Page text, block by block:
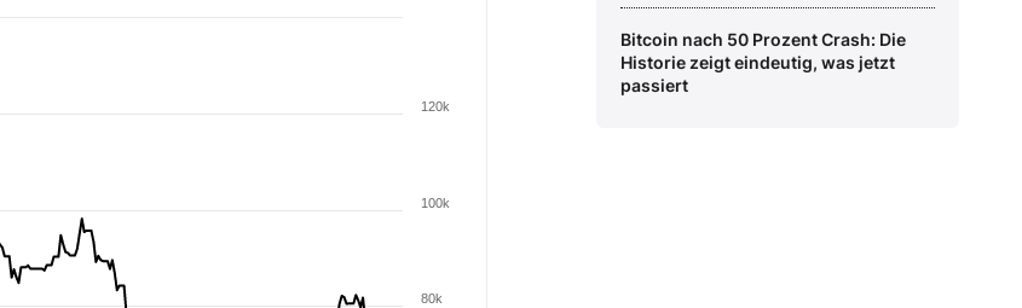
80k
100k
120k
Bitcoin nach 50 Prozent Crash: Die
Historie zeigt eindeutig, was jetzt
passiert